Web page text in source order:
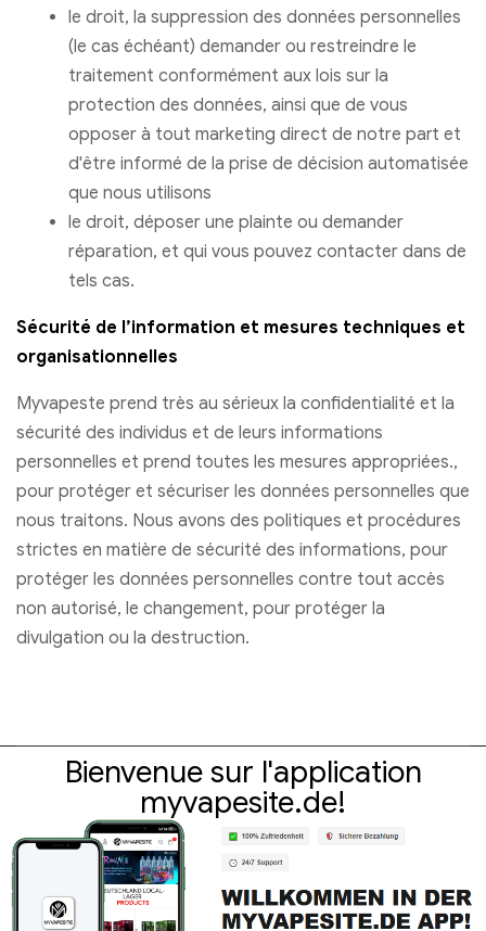
le droit, la suppression des données personnelles
(le cas échéant) demander ou restreindre le
traitement conformément aux lois sur la
protection des données, ainsi que de vous
opposer à tout marketing direct de notre part et
d'être informé de la prise de décision automatisée
que nous utilisons
le droit, déposer une plainte ou demander
réparation, et qui vous pouvez contacter dans de
tels cas.
Sécurité de l’information et mesures techniques et
organisationnelles
Myvapeste prend très au sérieux la confidentialité et la
sécurité des individus et de leurs informations
personnelles et prend toutes les mesures appropriées.,
pour protéger et sécuriser les données personnelles que
nous traitons. Nous avons des politiques et procédures
strictes en matière de sécurité des informations, pour
protéger les données personnelles contre tout accès
non autorisé, le changement, pour protéger la
divulgation ou la destruction.
Bienvenue sur l'application
myvapesite.de!